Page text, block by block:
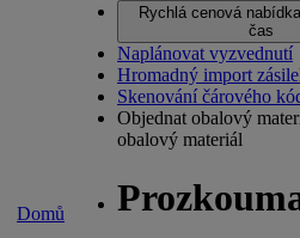
Domů
Rychlá cenová
čas
Naplánovat vyzvednutí
Hromadný import
Skenování čárového
Objednat obalový
obalový materiál